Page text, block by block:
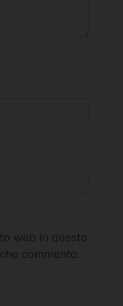
web in questo
commento.